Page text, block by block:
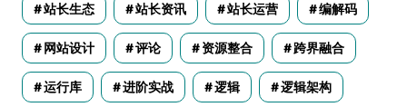
站长生态 站长资讯 站长运营 编解码
网站设计 评论 资源整合 跨界融合
运行库 进阶实战 逻辑 逻辑架构